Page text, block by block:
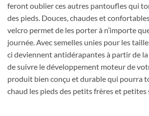
feront oublier ces autres pantoufles qui
des pieds. Douces, chaudes et
velcro permet de les porter à n’importe
journée. Avec semelles unies pour les
ci deviennent antidérapantes à partir de
de suivre le développement moteur de
produit bien conçu et durable qui pourra
chaud les pieds des petits frères et petites
Date de naissance